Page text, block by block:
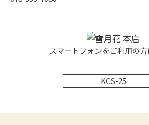
スマートフォンをご利用の
KCS-25